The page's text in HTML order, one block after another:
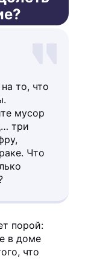
то, что
мусор
три
Что
порой:
в доме
что